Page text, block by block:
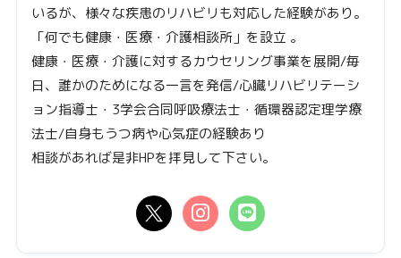
いるが、様々な疾患のリハビリも対応した経験があり。
「何でも健康・医療・介護相談所」を設立 。
健康・医療・介護に対するカウセリング事業を展開/毎
日、誰かのためになる一言を発信/心臓リハビリテーシ
ョン指導士・3学会合同呼吸療法士・循環器認定理学療
法士/自身もうつ病や心気症の経験あり
相談があれば是非HPを拝見して下さい。